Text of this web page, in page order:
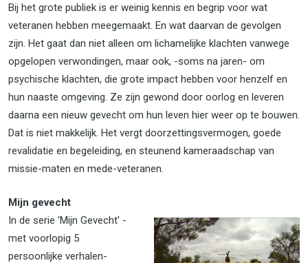
Bij het grote publiek is er weinig kennis en begrip voor wat
veteranen hebben meegemaakt. En wat daarvan de gevolgen
zijn. Het gaat dan niet alleen om lichamelijke klachten vanwege
opgelopen verwondingen, maar ook, -soms na jaren- om
psychische klachten, die grote impact hebben voor henzelf en
hun naaste omgeving. Ze zijn gewond door oorlog en leveren
daarna een nieuw gevecht om hun leven hier weer op te bouwen.
Dat is niet makkelijk. Het vergt doorzettingsvermogen, goede
revalidatie en begeleiding, en steunend kameraadschap van
missie-maten en mede-veteranen.
Mijn gevecht
In de serie 'Mijn Gevecht' -
met voorlopig 5
persoonlijke verhalen-